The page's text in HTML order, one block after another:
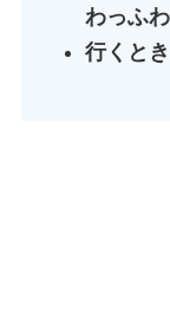
わっふ
行くと